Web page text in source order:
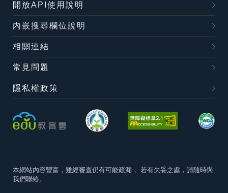
開放API使用說明
內嵌搜尋欄位說明
相關連結
常見問題
隱私權政策
本網站內容豐富，雖經審查仍有可能疏漏， 若有欠妥之處，請隨時與
我們聯絡。